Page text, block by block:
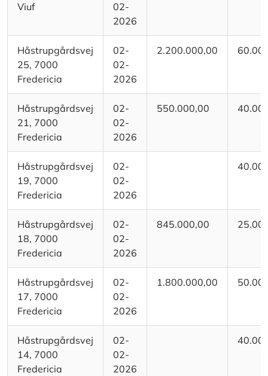
Viuf
02-
2026
Håstrupgårdsvej
25, 7000
Fredericia
02-
02-
2026
2.200.000,00
Håstrupgårdsvej
21, 7000
Fredericia
02-
02-
2026
550.000,00
Håstrupgårdsvej
19, 7000
Fredericia
02-
02-
2026
Håstrupgårdsvej
18, 7000
Fredericia
02-
02-
2026
845.000,00
Håstrupgårdsvej
17, 7000
Fredericia
02-
02-
2026
1.800.000,00
Håstrupgårdsvej
14, 7000
Fredericia
02-
02-
2026